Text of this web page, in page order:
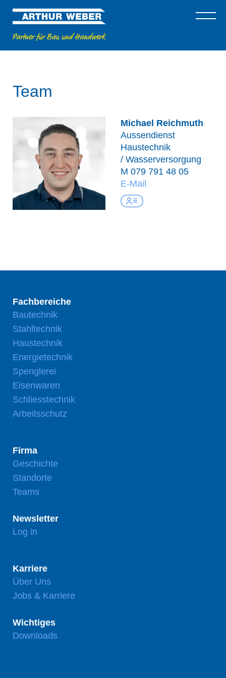
Team
Michael Reichmuth
Aussendienst
Haustechnik
/ Wasserversorgung
M 079 791 48 05
E-Mail
Fachbereiche
Bautechnik
Stahltechnik
Haustechnik
Energietechnik
Spenglerei
Eisenwaren
Schliesstechnik
Arbeitsschutz
Firma
Geschichte
Standorte
Teams
Newsletter
Log in
Karriere
Über Uns
Jobs & Karriere
Wichtiges
Downloads